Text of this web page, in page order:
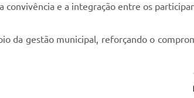
e a integração entre os
da gestão municipal, reforçando o